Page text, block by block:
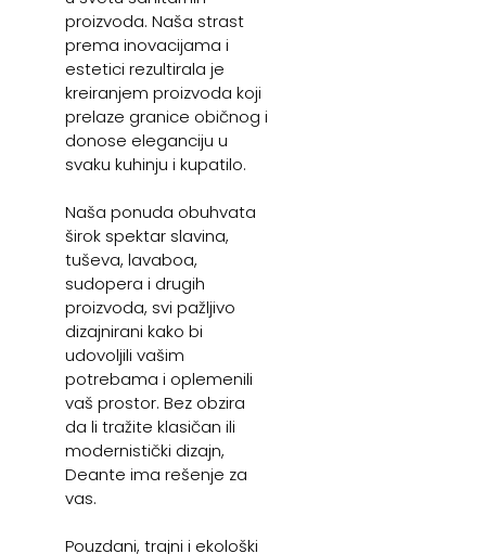
proizvoda. Naša strast
prema inovacijama i
estetici rezultirala je
kreiranjem proizvoda koji
prelaze granice običnog i
donose eleganciju u
svaku kuhinju i kupatilo.
Naša ponuda obuhvata
širok spektar slavina,
tuševa, lavaboa,
sudopera i drugih
proizvoda, svi pažljivo
dizajnirani kako bi
udovoljili vašim
potrebama i oplemenili
vaš prostor. Bez obzira
da li tražite klasičan ili
modernistički dizajn,
Deante ima rešenje za
vas.
Pouzdani, trajni i ekološki